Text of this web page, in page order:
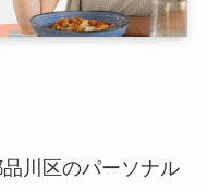
川区のパーソナル